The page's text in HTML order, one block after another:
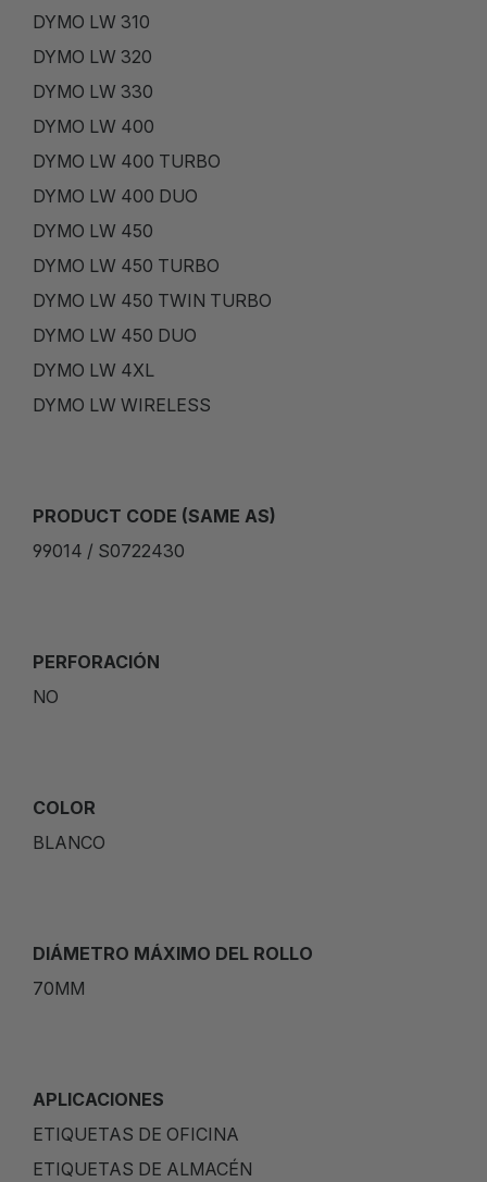
DYMO LW 310
DYMO LW 320
DYMO LW 330
DYMO LW 400
DYMO LW 400 TURBO
DYMO LW 400 DUO
DYMO LW 450
DYMO LW 450 TURBO
DYMO LW 450 TWIN TURBO
DYMO LW 450 DUO
DYMO LW 4XL
DYMO LW WIRELESS
PRODUCT CODE (SAME AS)
99014 / S0722430
PERFORACIÓN
NO
COLOR
BLANCO
DIÁMETRO MÁXIMO DEL ROLLO
70MM
APLICACIONES
ETIQUETAS DE OFICINA
ETIQUETAS DE ALMACÉN